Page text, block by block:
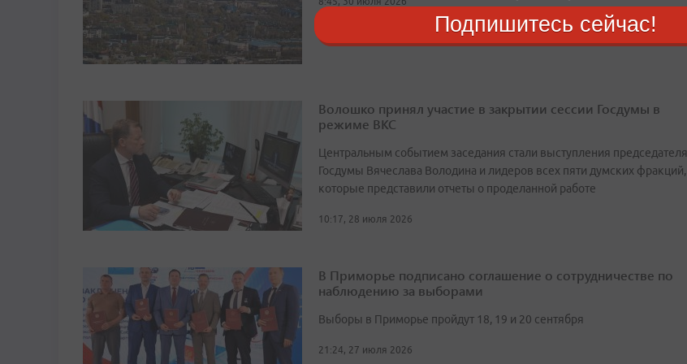
Волошко принял участие в закрытии сессии Госдумы в
режиме ВКС
Центральным событием заседания стали выступления председателя
Госдумы Вячеслава Володина и лидеров всех пяти думских фракций,
которые представили отчеты о проделанной работе
10:17, 28 июля 2026
В Приморье подписано соглашение о сотрудничестве по
наблюдению за выборами
Выборы в Приморье пройдут 18, 19 и 20 сентября
21:24, 27 июля 2026
Подпишитесь сейчас!